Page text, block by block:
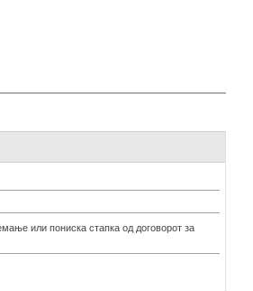
или пониска стапка од договорот за